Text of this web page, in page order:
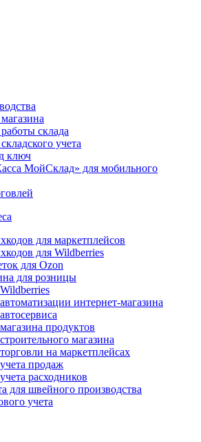
склада
учета
ключ
МойСклад» для мобильного
для маркетплейсов
для Wildberries
для Ozon
для розницы
интернет-магазина
продуктов
магазина
на маркетплейсах
продаж
расходников
для швейного производства
учета